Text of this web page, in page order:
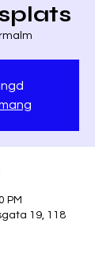
PM
19, 118